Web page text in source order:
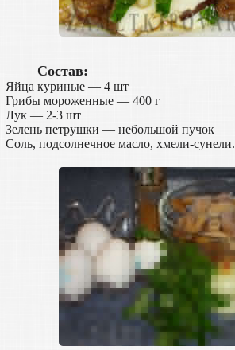
Состав:
Яйца куриные — 4 шт
Грибы мороженные — 400 г
Лук — 2-3 шт
Зелень петрушки — небольшой пучок
Соль, подсолнечное масло, хмели-сунели.